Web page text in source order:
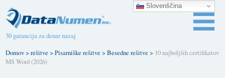
30 garancija za denar nazaj
Domov>rešitve >Pisarniške rešitve >Besedne rešitve > 10 najboljših certifikatov
MS Word (2026)
Slovenščina